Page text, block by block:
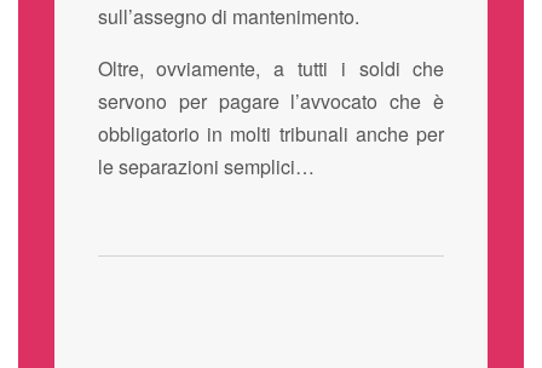
sull’assegno di mantenimento.
Oltre, ovviamente, a tutti i soldi che
servono per pagare l’avvocato che è
obbligatorio in molti tribunali anche per
le separazioni semplici…